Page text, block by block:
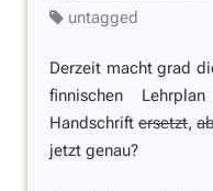
untagged
Derzeit macht grad
finnischen
Handschrift ersetzt,
jetzt genau?